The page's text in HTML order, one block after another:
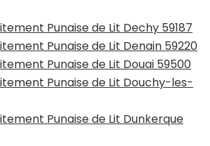
Punaise de Lit Dechy 59187
Punaise de Lit Denain 59220
Punaise de Lit Douai 59500
Punaise de Lit Douchy-les-
Punaise de Lit Dunkerque